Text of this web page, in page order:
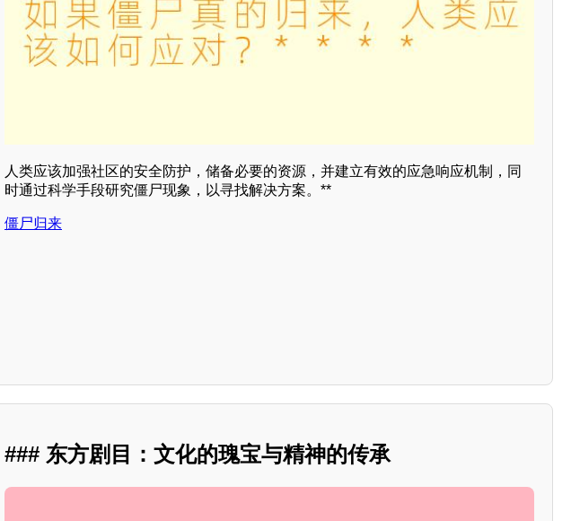
人类应该加强社区的安全防护，储备必要的资源，并建立有效的应急响应机制，同
时通过科学手段研究僵尸现象，以寻找解决方案。**
僵尸归来
### 东方剧目：文化的瑰宝与精神的传承